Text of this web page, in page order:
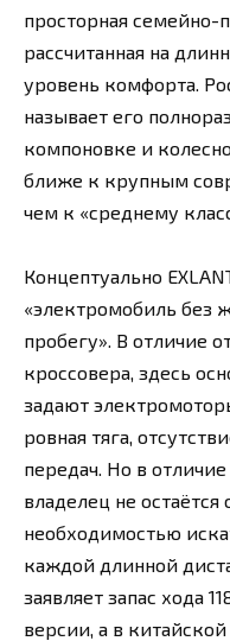
просторная семейно-
рассчитанная на
уровень комфорта.
называет его
компоновке и
ближе к крупным
чем к «среднему
Концептуально
«электромобиль без
пробегу». В отличие
кроссовера, здесь
задают
ровная тяга,
передач. Но в
владелец не остаётся
необходимостью
каждой длинной
заявляет запас хода
версии, а в